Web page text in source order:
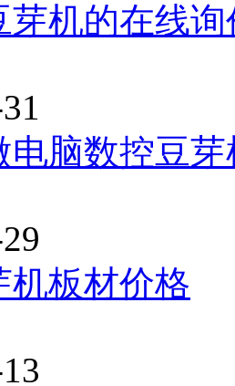
芽机的在线询
电脑数控豆
机板材价格